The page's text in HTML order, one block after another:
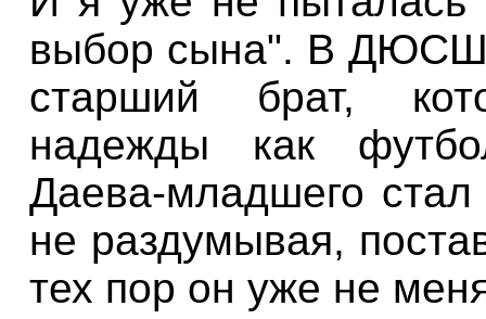
выбор сына". В ДЮСШ
старший брат,
надежды как
Даева-младшего
не раздумывая,
тех пор он уже не